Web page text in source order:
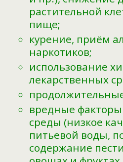
растительной
пище;
курение, приём
наркотиков;
использование
лекарственных
вредные
среды (низкое
питьевой воды,
содержание